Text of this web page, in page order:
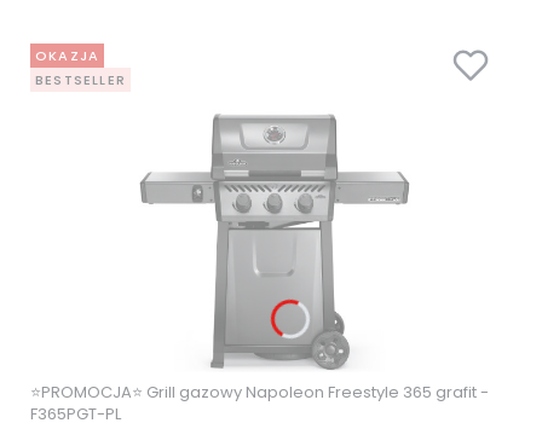
OKAZJA
BESTSELLER
⭐PROMOCJA⭐ Grill gazowy Napoleon Freestyle 365 grafit -
F365PGT-PL